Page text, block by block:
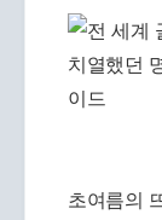
초여름의